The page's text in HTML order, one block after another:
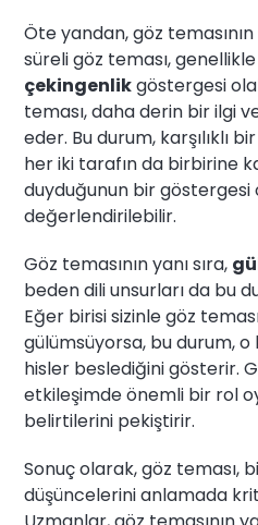
Öte yandan, göz
süreli göz teması, genellikle
çekingenlikgöstergesi
teması, daha derin bir ilgi
eder. Bu durum, karşılıklı
her iki tarafın da birbirine
duyduğunun bir göstergesi
değerlendirilebilir.
Göz temasının yanı sıra,
beden dili unsurları da bu
Eğer birisi sizinle göz
gülümsüyorsa, bu durum, o
hisler beslediğini gösterir.
etkileşimde önemli bir rol
belirtilerini pekiştirir.
Sonuç olarak, göz teması,
düşüncelerini anlamada